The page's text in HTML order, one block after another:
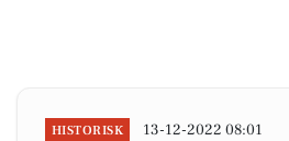
HISTORISK 13-12-2022 08:01